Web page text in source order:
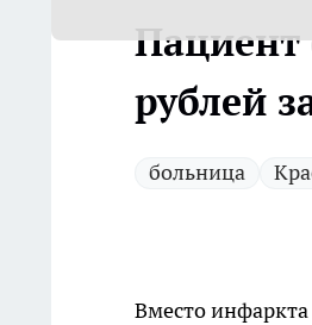
Пациент
рублей
больница
Вместо